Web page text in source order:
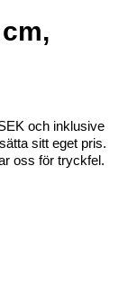
och inklusive
sitt eget pris.
oss för tryckfel.